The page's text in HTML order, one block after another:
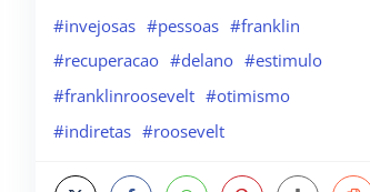
#invejosas #pessoas #franklin
#recuperacao #delano #estimulo
#franklinroosevelt #otimismo
#indiretas #roosevelt